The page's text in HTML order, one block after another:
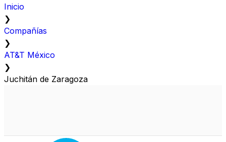
Inicio
❯
Compañías
❯
AT&T México
❯
Juchitán de Zaragoza